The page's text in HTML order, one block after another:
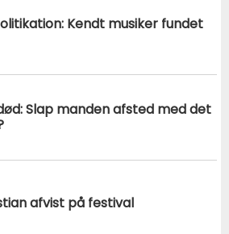
Kendt musiker fundet
Slap manden afsted med det
afvist på festival